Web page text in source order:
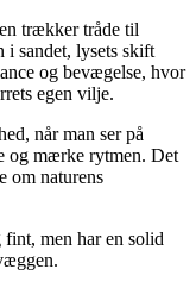
trækker tråde til
i sandet, lysets skift
og bevægelse, hvor
egen vilje.
når man ser på
og mærke rytmen. Det
om naturens
men har en solid